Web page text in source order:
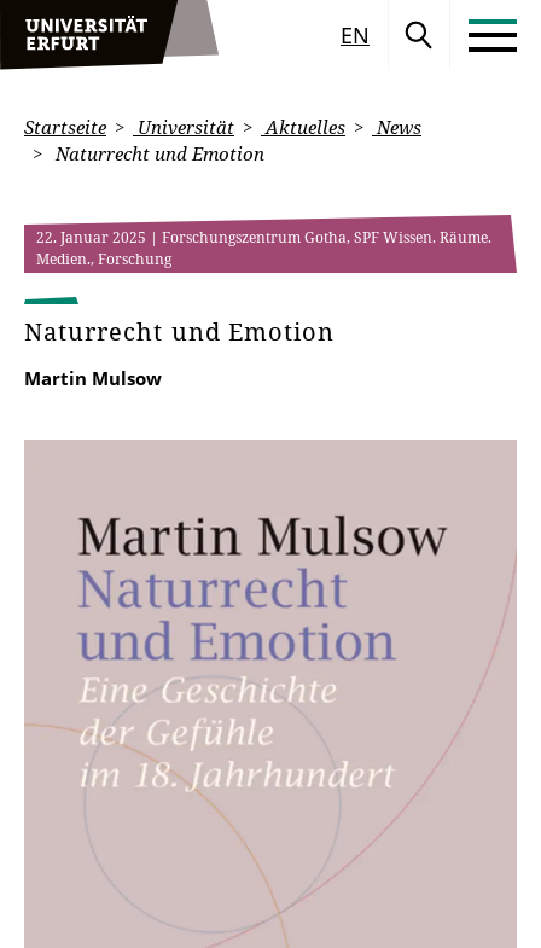
EN
Startseite Universität Aktuelles
News
Naturrecht und Emotion
22. Januar 2025 | Forschungszentrum Gotha, SPF Wissen. Räume.
Medien., Forschung
Naturrecht und Emotion
Martin Mulsow